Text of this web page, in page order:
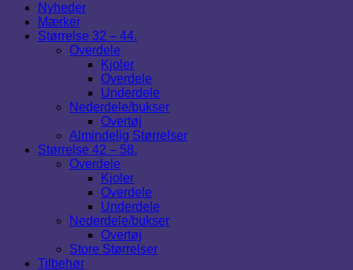
Nyheder
Mærker
Størrelse 32 – 44.
Overdele
Kjoler
Overdele
Underdele
Nederdele/bukser
Overtøj
Almindelig Størrelser
Størrelse 42 – 58.
Overdele
Kjoler
Overdele
Underdele
Nederdele/bukser
Overtøj
Store Størrelser
Tilbehør